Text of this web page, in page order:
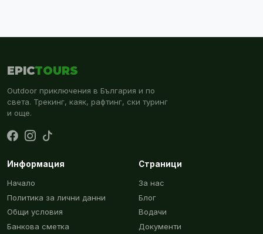
EPICTOURS
Outdoor приключения в България и по
света. Трекинг, каяк, рафтинг, ски туринг
и още.
Информация
Начало
Политика за лични данни
Общи условия
Банкова сметка
Страници
За нас
Блог
Водачи
Документи